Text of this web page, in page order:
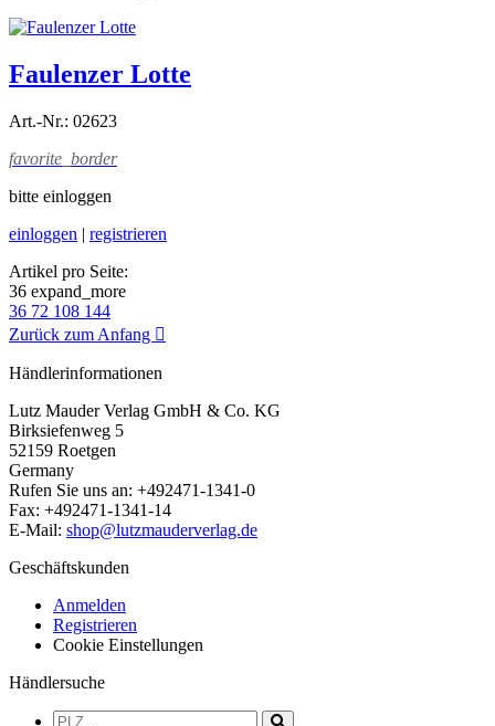
Faulenzer Lotte
Art.-Nr.: 02623
favorite_border
bitte einloggen
einloggen | registrieren
Artikel pro Seite:
36 expand_more
36 72 108 144
Zurück zum Anfang 
Händlerinformationen
Lutz Mauder Verlag GmbH & Co. KG
Birksiefenweg 5
52159 Roetgen
Germany
Rufen Sie uns an: +492471-1341-0
Fax: +492471-1341-14
E-Mail: shop@lutzmauderverlag.de
Geschäftskunden
Anmelden
Registrieren
Cookie Einstellungen
Händlersuche